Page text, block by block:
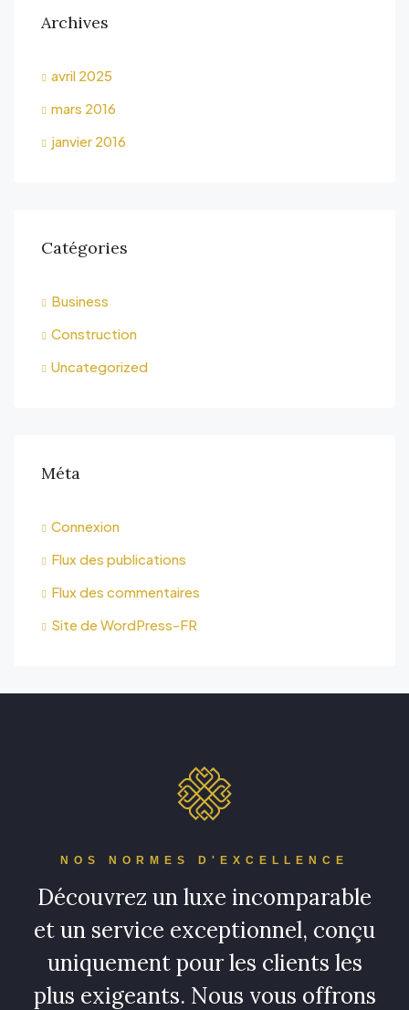
Archives
avril 2025
mars 2016
janvier 2016
Catégories
Business
Construction
Uncategorized
Méta
Connexion
Flux des publications
Flux des commentaires
Site de WordPress-FR
NOS NORMES D'EXCELLENCE
Découvrez un luxe incomparable
et un service exceptionnel, conçu
uniquement pour les clients les
plus exigeants. Nous vous offrons